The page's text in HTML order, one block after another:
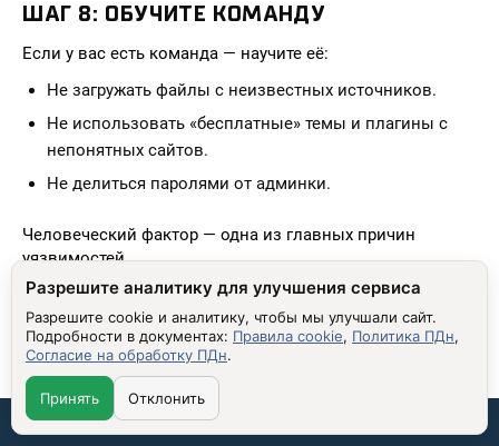
ШАГ 8: ОБУЧИТЕ КОМАНДУ
Если у вас есть команда — научите её:
Не загружать файлы с неизвестных источников.
Не использовать «бесплатные» темы и плагины с
непонятных сайтов.
Не делиться паролями от админки.
Человеческий фактор — одна из главных причин
уязвимостей.
ЗАКЛЮЧЕНИЕ: АНТИВИРУС КАК
ЧАСТЬ СТРАТЕГИИ ЦИФРОВОЙ
БЕЗОПАСНОСТИ
Связаться со мной:
Разрешите аналитику для улучшения сервиса
Разрешите cookie и аналитику, чтобы мы улучшали сайт.
Подробности в документах: Правила cookie, Политика ПДн,
Согласие на обработку ПДн.
Принять Отклонить